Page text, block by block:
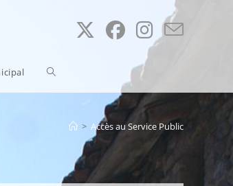
Toggle
> Accès au Service Public